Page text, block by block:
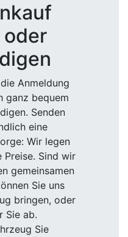
Anmeldung
ganz bequem
Senden
eine
Wir legen
Sind wir
gemeinsamen
Sie uns
bringen, oder
Sie ab.
Sie